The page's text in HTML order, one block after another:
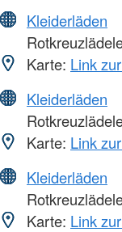
Kleiderläden
Karte: Link
Kleiderläden
Karte: Link
Kleiderläden
Karte: Link